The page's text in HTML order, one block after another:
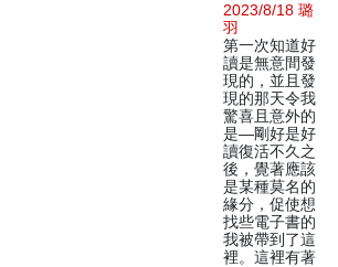
2023/8/18 璐
羽
第一次知道好
讀是無意間發
現的，並且發
現的那天令我
驚喜且意外的
是—剛好是好
讀復活不久之
後，覺著應該
是某種莫名的
緣分，促使想
找些電子書的
我被帶到了這
裡。這裡有著